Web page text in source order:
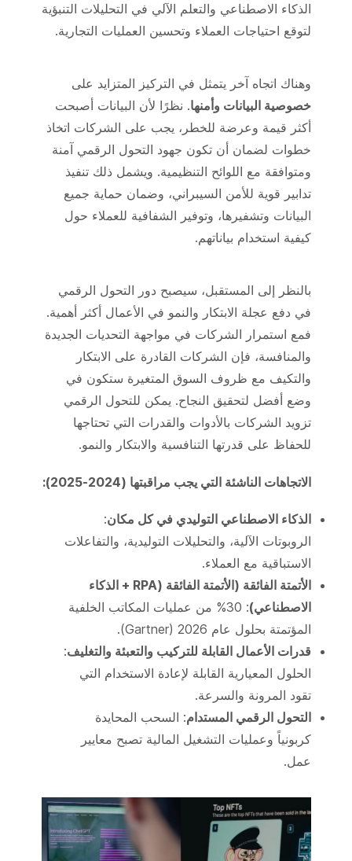
الذكاء الاصطناعي والتعلم الآلي في التحليلات التنبؤية
لتوقع احتياجات العملاء وتحسين العمليات التجارية.
وهناك اتجاه آخر يتمثل في التركيز المتزايد على
خصوصية البيانات وأمنها. نظرًا لأن البيانات أصبحت
أكثر قيمة وعرضة للخطر، يجب على الشركات اتخاذ
خطوات لضمان أن تكون جهود التحول الرقمي آمنة
ومتوافقة مع اللوائح التنظيمية. ويشمل ذلك تنفيذ
تدابير قوية للأمن السيبراني، وضمان حماية جميع
البيانات وتشفيرها، وتوفير الشفافية للعملاء حول
كيفية استخدام بياناتهم.
بالنظر إلى المستقبل، سيصبح دور التحول الرقمي
في دفع عجلة الابتكار والنمو في الأعمال أكثر أهمية.
فمع استمرار الشركات في مواجهة التحديات الجديدة
والمنافسة، فإن الشركات القادرة على الابتكار
والتكيف مع ظروف السوق المتغيرة ستكون في
وضع أفضل لتحقيق النجاح. يمكن للتحول الرقمي
تزويد الشركات بالأدوات والقدرات التي تحتاجها
للحفاظ على قدرتها التنافسية والابتكار والنمو.
الاتجاهات الناشئة التي يجب مراقبتها (2024-2025):
الذكاء الاصطناعي التوليدي في كل مكان:
الروبوتات الآلية، والتحليلات التوليدية، والتفاعلات
الاستباقية مع العملاء.
الأتمتة الفائقة (الأتمتة الفائقة (RPA + الذكاء
الاصطناعي)
: 30% من عمليات المكاتب الخلفية
المؤتمتة بحلول عام 2026 (Gartner).
قدرات الأعمال القابلة للتركيب والتعبئة والتغليف:
الحلول المعيارية القابلة لإعادة الاستخدام التي
تقود المرونة والسرعة.
التحول الرقمي المستدام: السحب المحايدة
كربونياً وعمليات التشغيل المالية تصبح معايير
عمل.